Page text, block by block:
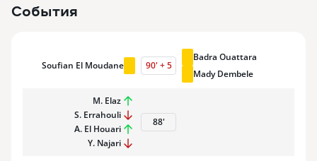
События
Soufian El Moudane 90' +5
Badra Ouattara
Mady Dembele
M. Elaz
S. Errahouli
A. El Houari
Y. Najari
88'